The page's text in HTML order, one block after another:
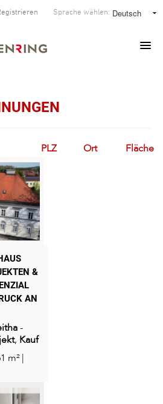
Sprache wählen:
ÜBER UNS
SERVICE
PRESSE
PLZ Ort Fläche
&
AN
-
, Kauf
m² |